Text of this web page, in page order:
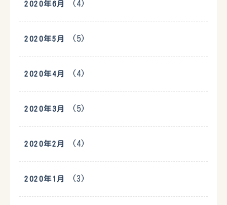
2020年6月 (4)
2020年5月 (5)
2020年4月 (4)
2020年3月 (5)
2020年2月 (4)
2020年1月 (3)